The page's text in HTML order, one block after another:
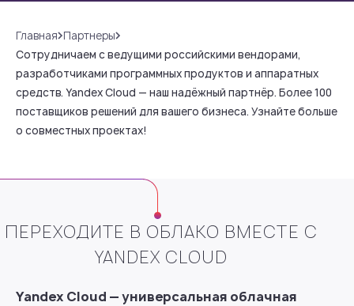
Главная Партнеры
Сотрудничаем с ведущими российскими вендорами,
разработчиками программных продуктов и аппаратных
средств. Yandex Cloud — наш надёжный партнёр. Более 100
поставщиков решений для вашего бизнеса. Узнайте больше
о совместных проектах!
ПЕРЕХОДИТЕ В ОБЛАКО ВМЕСТЕ С
YANDEX CLOUD
Yandex Cloud — универсальная облачная